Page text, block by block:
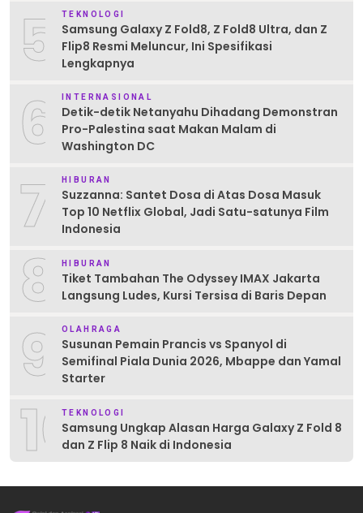
5 TEKNOLOGI
Samsung Galaxy Z Fold8, Z Fold8 Ultra, dan Z
Flip8 Resmi Meluncur, Ini Spesifikasi
Lengkapnya
6 INTERNASIONAL
Detik-detik Netanyahu Dihadang Demonstran
Pro-Palestina saat Makan Malam di
Washington DC
7 HIBURAN
Suzzanna: Santet Dosa di Atas Dosa Masuk
Top 10 Netflix Global, Jadi Satu-satunya Film
Indonesia
8 HIBURAN
Tiket Tambahan The Odyssey IMAX Jakarta
Langsung Ludes, Kursi Tersisa di Baris Depan
9 OLAHRAGA
Susunan Pemain Prancis vs Spanyol di
Semifinal Piala Dunia 2026, Mbappe dan Yamal
Starter
10TEKNOLOGI
Samsung Ungkap Alasan Harga Galaxy Z Fold 8
dan Z Flip 8 Naik di Indonesia